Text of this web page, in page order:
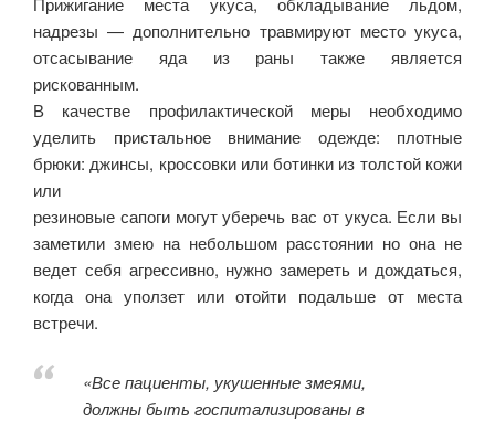
надрезы — дополнительно травмируют место укуса,
отсасывание яда из раны также является
рискованным.
В качестве профилактической меры необходимо
уделить пристальное внимание одежде: плотные
брюки: джинсы, кроссовки или ботинки из толстой кожи
или
резиновые сапоги могут уберечь вас от укуса. Если вы
заметили змею на небольшом расстоянии но она не
ведет себя агрессивно, нужно замереть и дождаться,
когда она уползет или отойти подальше от места
встречи.
«Все пациенты, укушенные змеями,
должны быть госпитализированы в